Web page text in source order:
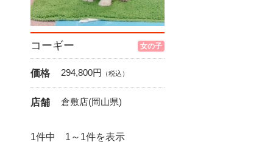
コーギー 女の子
価格 294,800円 （税込）
店舗 倉敷店(岡山県)
1件中 1～1件を表示